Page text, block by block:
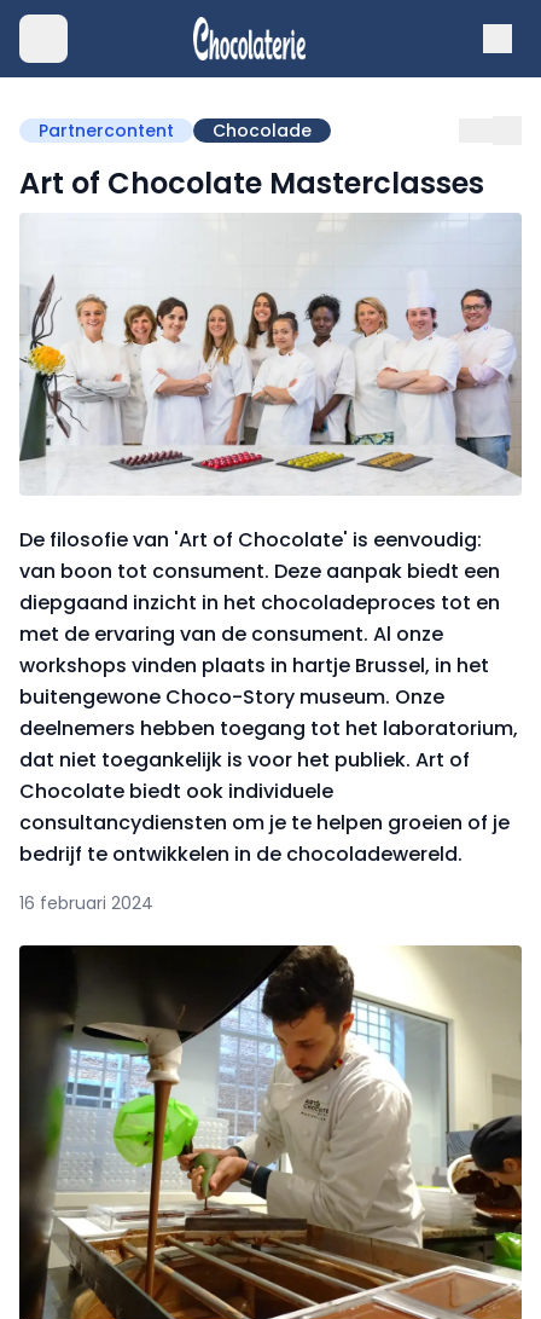
Partnercontent Chocolade
Art of Chocolate Masterclasses
De filosofie van 'Art of Chocolate' is eenvoudig:
van boon tot consument. Deze aanpak biedt een
diepgaand inzicht in het chocoladeproces tot en
met de ervaring van de consument. Al onze
workshops vinden plaats in hartje Brussel, in het
buitengewone Choco-Story museum. Onze
deelnemers hebben toegang tot het laboratorium,
dat niet toegankelijk is voor het publiek. Art of
Chocolate biedt ook individuele
consultancydiensten om je te helpen groeien of je
bedrijf te ontwikkelen in de chocoladewereld.
16 februari 2024